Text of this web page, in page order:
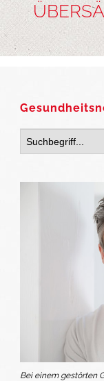
Bei einem gestörten